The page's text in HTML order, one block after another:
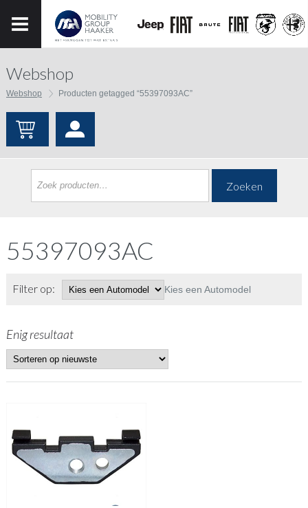
Webshop
Webshop Producten getagged “55397093AC”
Zoeken
55397093AC
Filter op: Kies een Automodel
Enig resultaat